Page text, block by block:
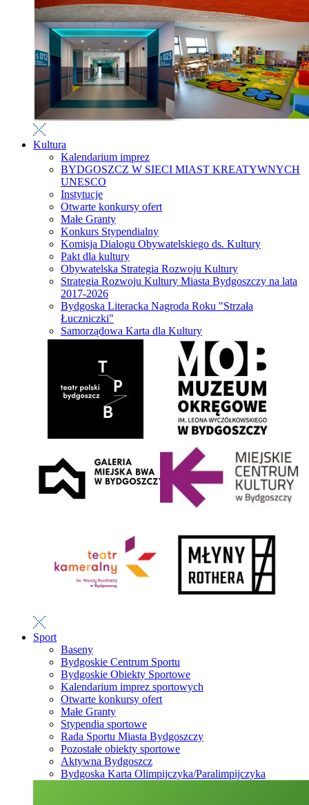
Kultura
Kalendarium imprez
BYDGOSZCZ W SIECI MIAST KREATYWNYCH
UNESCO
Instytucje
Otwarte konkursy ofert
Małe Granty
Konkurs Stypendialny
Komisja Dialogu Obywatelskiego ds. Kultury
Pakt dla kultury
Obywatelska Strategia Rozwoju Kultury
Strategia Rozwoju Kultury Miasta Bydgoszczy na lata
2017-2026
Bydgoska Literacka Nagroda Roku "Strzała
Łuczniczki"
Samorządowa Karta dla Kultury
Sport
Baseny
Bydgoskie Centrum Sportu
Bydgoskie Obiekty Sportowe
Kalendarium imprez sportowych
Otwarte konkursy ofert
Małe Granty
Stypendia sportowe
Rada Sportu Miasta Bydgoszczy
Pozostałe obiekty sportowe
Aktywna Bydgoszcz
Bydgoska Karta Olimpijczyka/Paralimpijczyka